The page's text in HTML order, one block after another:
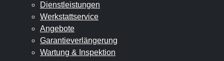
Dienstleistungen
Werkstattservice
Angebote
Garantieverlängerung
Wartung & Inspektion